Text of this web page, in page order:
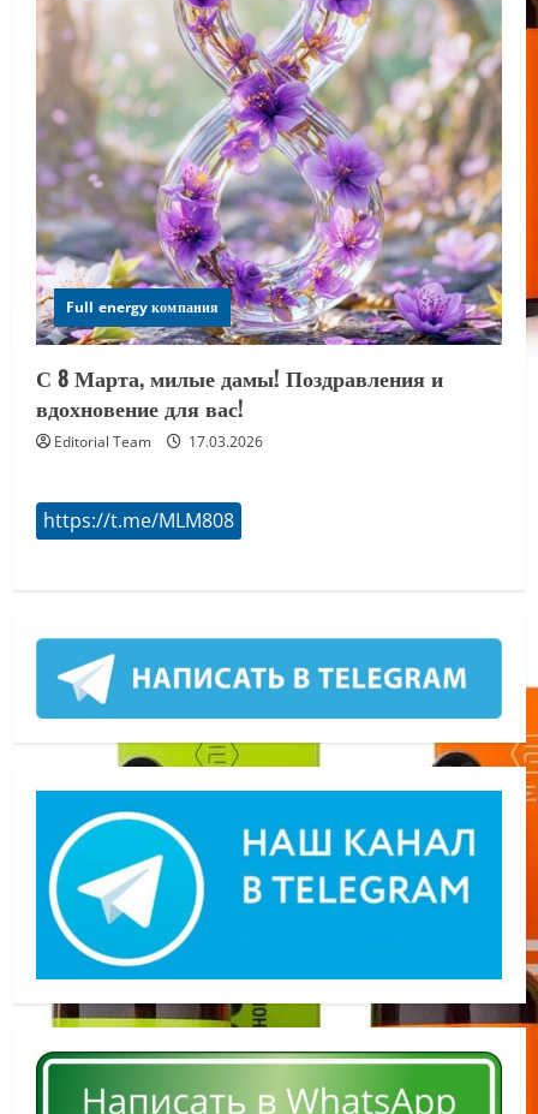
Full energy компания
С 8 Марта, милые дамы! Поздравления и
вдохновение для вас!
Editorial Team 17.03.2026
https://t.me/MLM808